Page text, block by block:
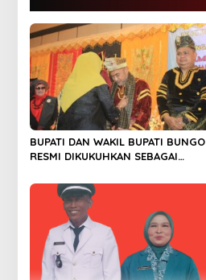
s
BUPATI DAN WAKIL BUPATI BUNGO
RESMI DIKUKUHKAN SEBAGAI